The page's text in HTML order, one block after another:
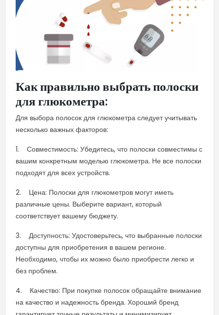
Как правильно выбрать полоски
для глюкометра:
Для выбора полосок для глюкометра следует учитывать
несколько важных факторов:
1. Совместимость: Убедитесь, что полоски совместимы с
вашим конкретным моделью глюкометра. Не все полоски
подходят для всех устройств.
2. Цена: Полоски для глюкометров могут иметь
различные цены. Выберите вариант, который
соответствует вашему бюджету.
3. Доступность: Удостоверьтесь, что выбранные полоски
доступны для приобретения в вашем регионе.
Необходимо, чтобы их можно было приобрести легко и
без проблем.
4. Качество: При покупке полосок обращайте внимание
на качество и надежность бренда. Хороший бренд